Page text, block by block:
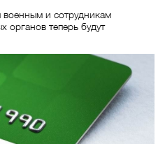
и сотрудникам
органов теперь будут